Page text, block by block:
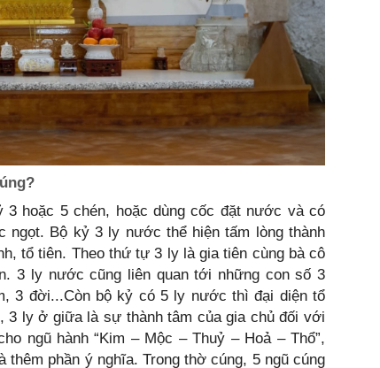
hoặc 5 chén, hoặc dùng cốc đặt nước và có
ngọt. Bộ kỷ 3 ly nước thể hiện tấm lòng thành
tổ tiên. Theo thứ tự 3 ly là gia tiên cùng bà cô
3 ly nước cũng liên quan tới những con số 3
3 đời...Còn bộ kỷ có 5 ly nước thì đại diện tổ
3 ly ở giữa là sự thành tâm của gia chủ đối với
ngũ hành “Kim – Mộc – Thuỷ – Hoả – Thổ”,
phần ý nghĩa. Trong thờ cúng, 5 ngũ cúng